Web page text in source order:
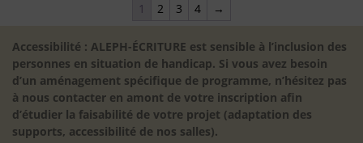
1 2 3 4 →
Accessibilité : ALEPH-ÉCRITURE est sensible à l’inclusion des
personnes en situation de handicap. Si vous avez besoin
d’un aménagement spécifique de programme, n’hésitez pas
à nous contacter en amont de votre inscription afin
d’étudier la faisabilité de votre projet (adaptation des
supports, accessibilité de nos salles).